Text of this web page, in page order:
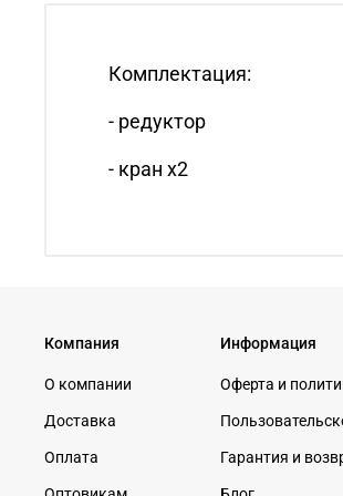
Комплектация:
- редуктор
- кран х2
Компания
О компании
Доставка
Оплата
Информация
Оферта и
Гарантия и